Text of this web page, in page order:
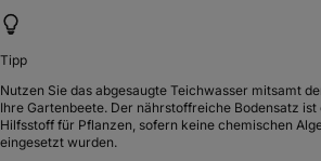
Tipp
Nutzen Sie das abgesaugte Teichwasser mitsamt
Ihre Gartenbeete. Der nährstoffreiche Bodensatz
Hilfsstoff für Pflanzen, sofern keine chemischen
eingesetzt wurden.